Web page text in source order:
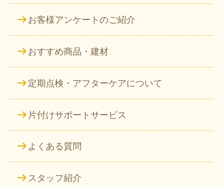
お客様アンケートのご紹介
おすすめ商品・建材
定期点検・アフターケアについて
片付けサポートサービス
よくある質問
スタッフ紹介